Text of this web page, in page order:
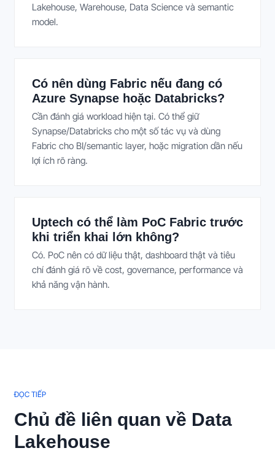
Lakehouse, Warehouse, Data Science và semantic
model.
Có nên dùng Fabric nếu đang có
Azure Synapse hoặc Databricks?
Cần đánh giá workload hiện tại. Có thể giữ
Synapse/Databricks cho một số tác vụ và dùng
Fabric cho BI/semantic layer, hoặc migration dần nếu
lợi ích rõ ràng.
Uptech có thể làm PoC Fabric trước
khi triển khai lớn không?
Có. PoC nên có dữ liệu thật, dashboard thật và tiêu
chí đánh giá rõ về cost, governance, performance và
khả năng vận hành.
ĐỌC TIẾP
Chủ đề liên quan về Data
Lakehouse